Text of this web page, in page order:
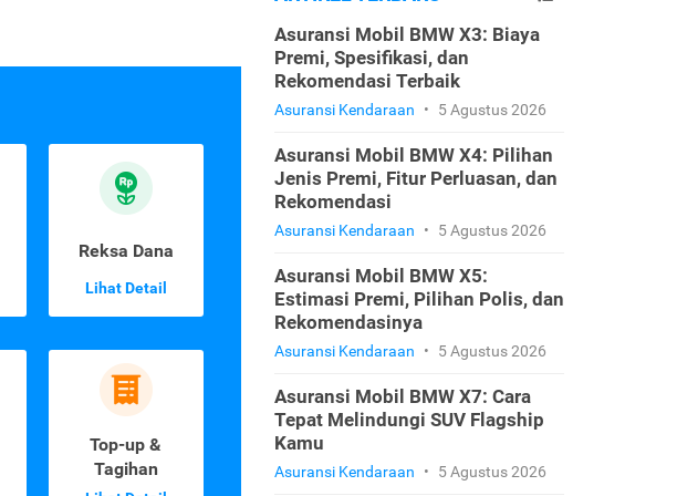
Reksa Dana
Lihat Detail
Top-up &
Tagihan
Asuransi Mobil BMW X3: Biaya
Premi, Spesifikasi, dan
Rekomendasi Terbaik
Asuransi Kendaraan • 5 Agustus 2026
Asuransi Mobil BMW X4: Pilihan
Jenis Premi, Fitur Perluasan, dan
Rekomendasi
Asuransi Kendaraan • 5 Agustus 2026
Asuransi Mobil BMW X5:
Estimasi Premi, Pilihan Polis, dan
Rekomendasinya
Asuransi Kendaraan • 5 Agustus 2026
Asuransi Mobil BMW X7: Cara
Tepat Melindungi SUV Flagship
Kamu
Asuransi Kendaraan • 5 Agustus 2026